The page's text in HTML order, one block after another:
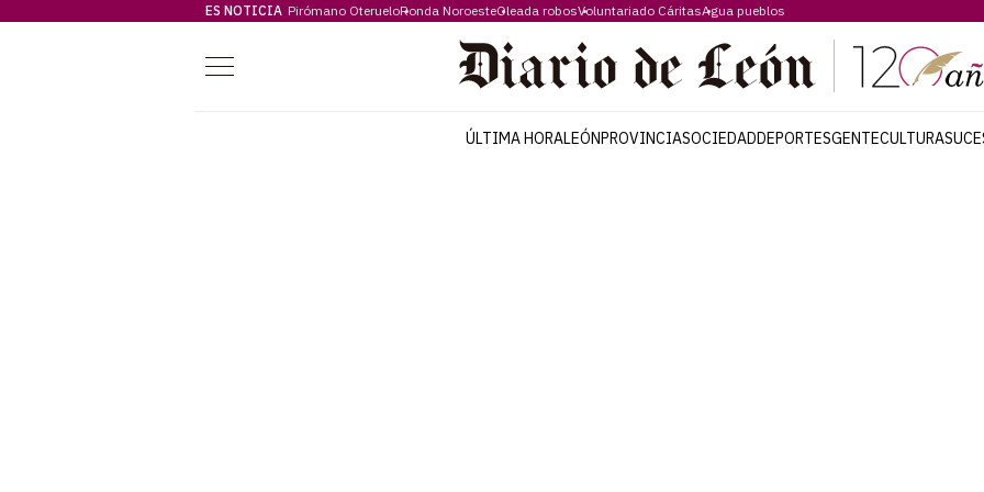
ES NOTICIA Pirómano OterueloRonda NoroesteOleada robosVoluntariado CáritasAgua pueblos
Menú
ÚLTIMA HORALEÓNPROVINCIASOCIEDADDEPORTESGENTECULTURA